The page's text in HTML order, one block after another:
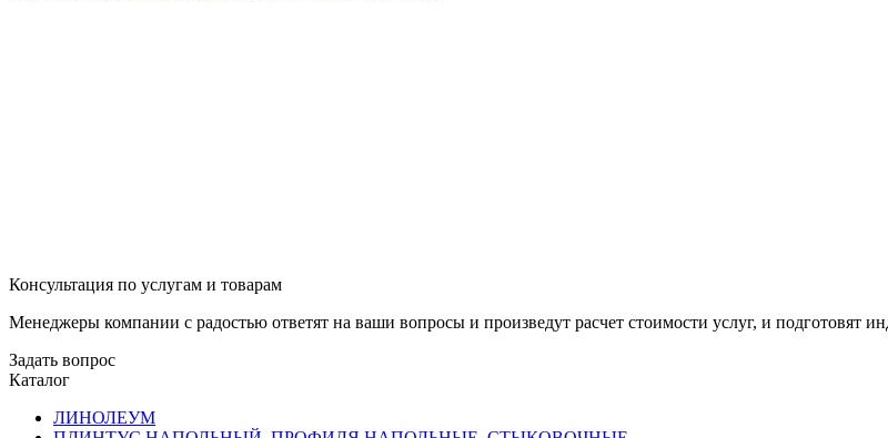
Консультация по услугам и товарам
Менеджеры компании с радостью ответят на ваши вопросы и произведут расчет стоимости услуг, и подготовят
Задать вопрос
Каталог
ЛИНОЛЕУМ